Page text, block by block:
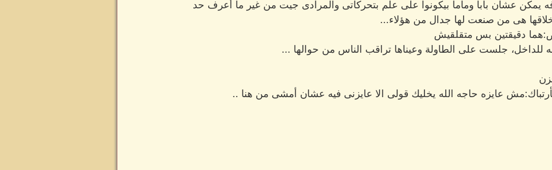
يمكن عشان بابا وماما بيكونوا على علم بتحركاتى والمرادى جيت من غير ما أعرف حد
هى من صنعت لها جدال من هؤلاء...
دقيقتين بس متقلقيش
للداخل، جلست على الطاولة وعيناها تراقب الناس من حوالها ...
عايزه حاجه الله يخليك قولى الا عايزنى فيه عشان أمشى من هنا ..